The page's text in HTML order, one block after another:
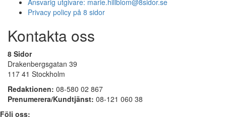
Privacy policy på 8 sidor
Kontakta oss
8 Sidor
Drakenbergsgatan 39
117 41 Stockholm
Redaktionen: 08-580 02 867
Prenumerera/Kundtjänst: 08-121 060 38
Följ oss: